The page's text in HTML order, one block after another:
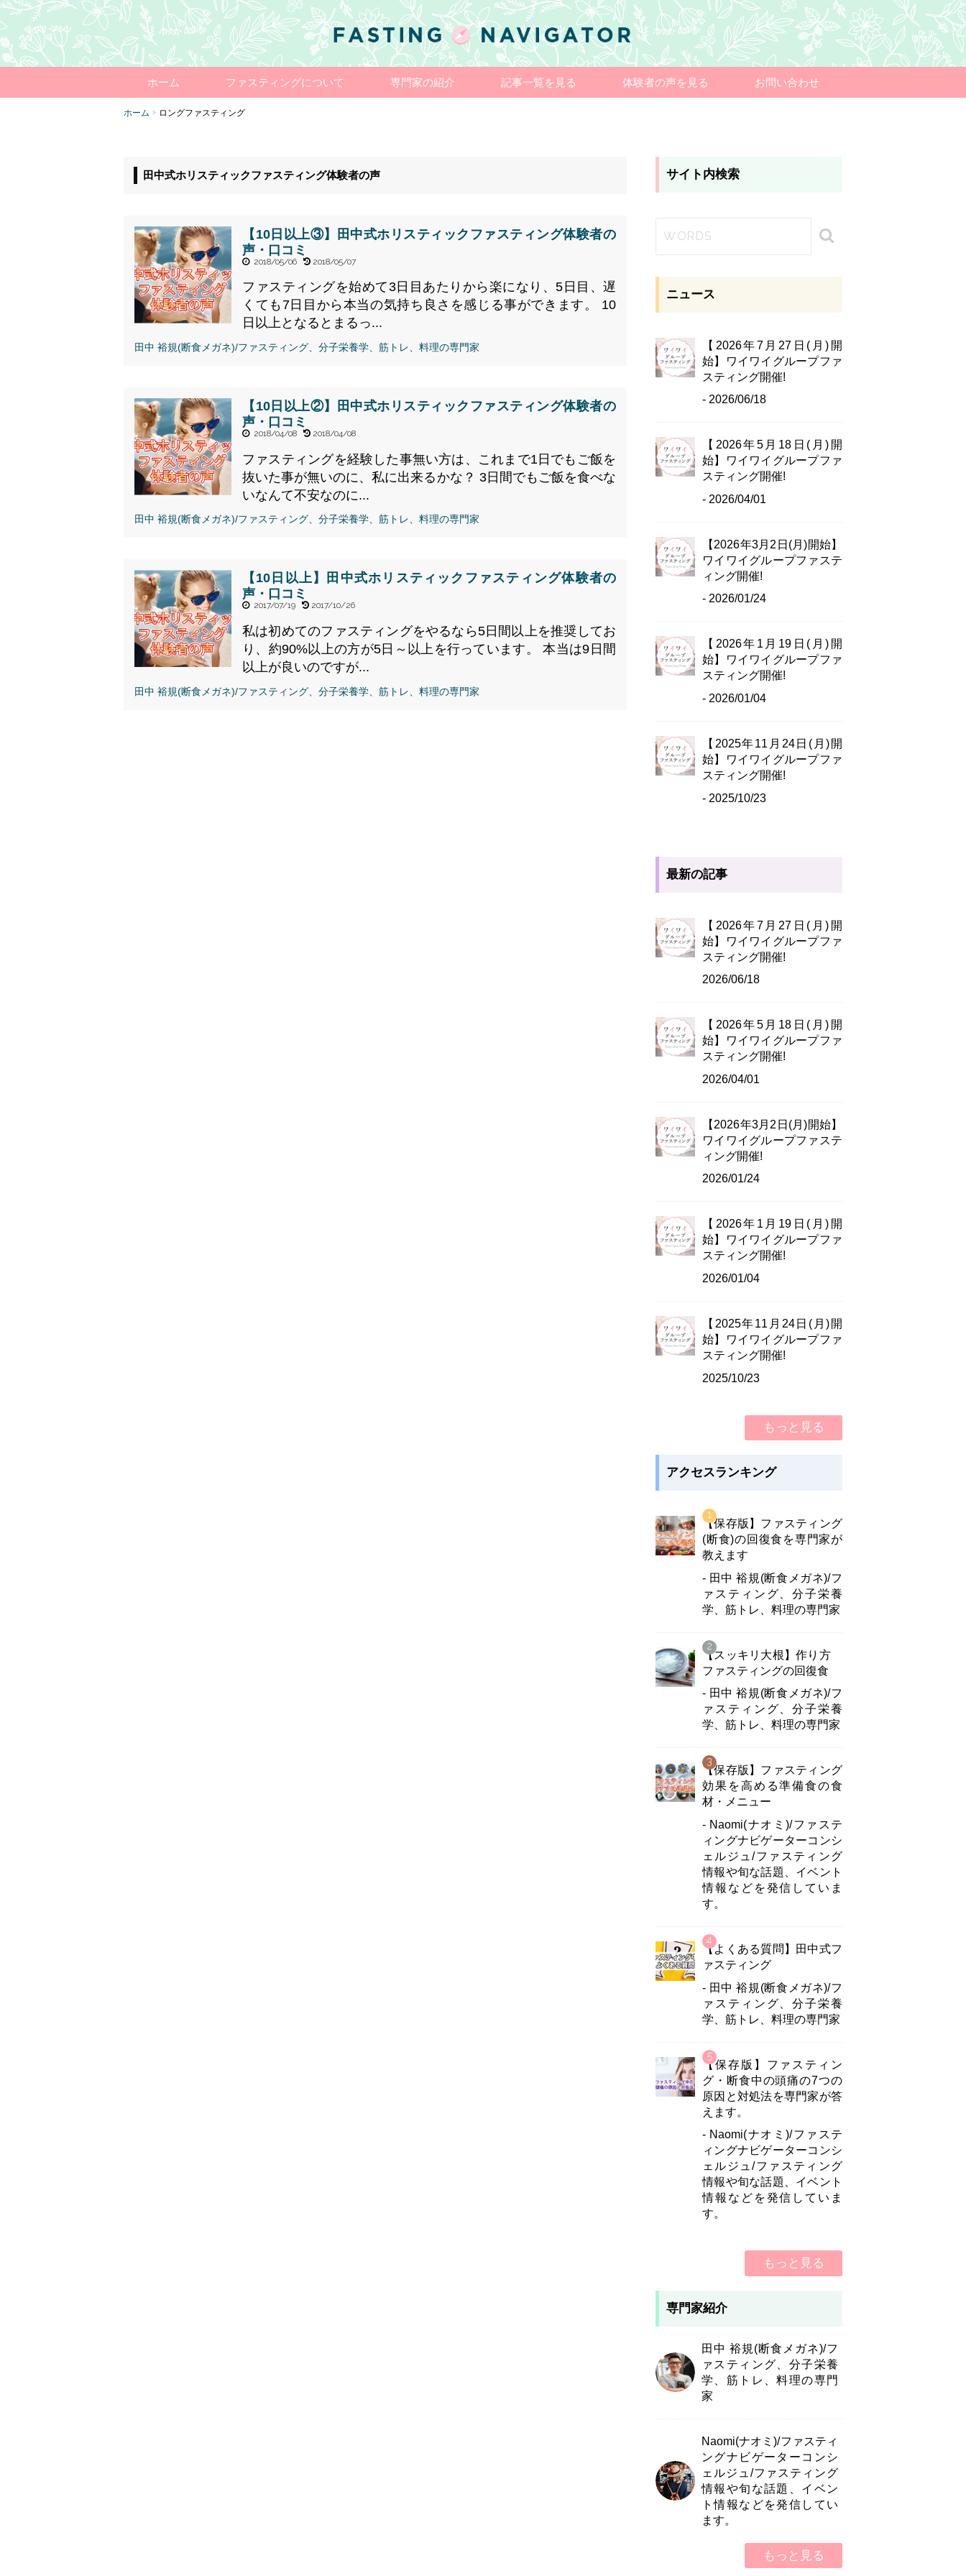
ホーム ファスティングについて 専門家の紹介 記事一覧を見る 体験者の声を見る お問い合わせ
ホーム > ロングファスティング
田中式ホリスティックファスティング体験者の声
③】田中式ホリステ
ミ">
【10日以上③】田中式ホリスティックファスティング体験者の
声・口コミ
2018/05/06 2018/05/07
ファスティングを始めて3日目あたりから楽になり、5日目、遅
くても7日目から本当の気持ち良さを感じる事ができます。 10
日以上となるとまるっ...
田中 裕規(断食メガネ)/ファスティング、分子栄養学、筋トレ、料理の専門家
②】田中式ホリステ
ミ">
【10日以上②】田中式ホリスティックファスティング体験者の
声・口コミ
2018/04/08 2018/04/08
ファスティングを経験した事無い方は、これまで1日でもご飯を
抜いた事が無いのに、私に出来るかな？ 3日間でもご飯を食べな
いなんて不安なのに...
田中 裕規(断食メガネ)/ファスティング、分子栄養学、筋トレ、料理の専門家
田中式ホリスティッ
【10日以上】田中式ホリスティックファスティング体験者の
声・口コミ
2017/07/19 2017/10/26
私は初めてのファスティングをやるなら5日間以上を推奨してお
り、約90%以上の方が5日～以上を行っています。 本当は9日間
以上が良いのですが...
田中 裕規(断食メガネ)/ファスティング、分子栄養学、筋トレ、料理の専門家
サイト内検索
ニュース
【2026年7月27日(月)開
始】ワイワイグループファ
スティング開催!
- 2026/06/18
【2026年5月18日(月)開
始】ワイワイグループファ
スティング開催!
- 2026/04/01
【2026年3月2日(月)開始】
ワイワイグループファステ
ィング開催!
- 2026/01/24
【2026年1月19日(月)開
始】ワイワイグループファ
スティング開催!
- 2026/01/04
【2025年11月24日(月)開
始】ワイワイグループファ
スティング開催!
- 2025/10/23
最新の記事
【2026年7月27日(月)開
始】ワイワイグループファ
スティング開催!
2026/06/18
【2026年5月18日(月)開
始】ワイワイグループファ
スティング開催!
2026/04/01
【2026年3月2日(月)開始】
ワイワイグループファステ
ィング開催!
2026/01/24
【2026年1月19日(月)開
始】ワイワイグループファ
スティング開催!
2026/01/04
【2025年11月24日(月)開
始】ワイワイグループファ
スティング開催!
2025/10/23
もっと見る
アクセスランキング
【保存版】ファスティング
(断食)の回復食を専門家が
教えます
- 田中 裕規(断食メガネ)/フ
ァスティング、分子栄養
学、筋トレ、料理の専門家
【スッキリ大根】作り方
ファスティングの回復食
- 田中 裕規(断食メガネ)/フ
ァスティング、分子栄養
学、筋トレ、料理の専門家
【保存版】ファスティング
効果を高める準備食の食
材・メニュー
- Naomi(ナオミ)/ファステ
ィングナビゲーターコンシ
ェルジュ/ファスティング
情報や旬な話題、イベント
情報などを発信していま
す。
【よくある質問】田中式フ
ァスティング
- 田中 裕規(断食メガネ)/フ
ァスティング、分子栄養
学、筋トレ、料理の専門家
【保存版】ファスティン
グ・断食中の頭痛の7つの
原因と対処法を専門家が答
えます。
- Naomi(ナオミ)/ファステ
ィングナビゲーターコンシ
ェルジュ/ファスティング
情報や旬な話題、イベント
情報などを発信していま
す。
もっと見る
専門家紹介
田中 裕規(断食メガネ)/フ
ァスティング、分子栄養
学、筋トレ、料理の専門
家
Naomi(ナオミ)/ファスティ
ングナビゲーターコンシ
ェルジュ/ファスティング
情報や旬な話題、イベン
ト情報などを発信してい
ます。
もっと見る